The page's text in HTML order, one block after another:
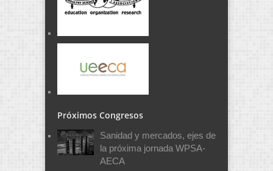
Próximos Congresos
Sanidad y mercados, ejes de
la próxima jornada WPSA-
AECA